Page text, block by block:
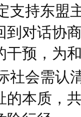
支持东盟
到对话协
干预，为
社会需认
的本质，